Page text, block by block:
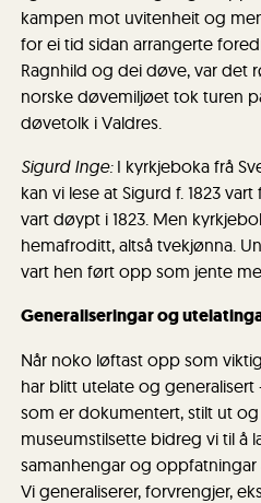
kampen mot uvitenheit og
for ei tid sidan arrangerte
Ragnhild og dei døve, var det
norske døvemiljøet tok turen
døvetolk i Valdres.
Sigurd Inge: I kyrkjeboka frå
kan vi lese at Sigurd f. 1823
vart døypt i 1823. Men
hemafroditt, altså tvekjønna.
vart hen ført opp som jente
Generaliseringar og
Når noko løftast opp som
har blitt utelate og
som er dokumentert, stilt ut
museumstilsette bidreg vi til å
samanhengar og oppfatningar
Vi generaliserer, forvrengjer,